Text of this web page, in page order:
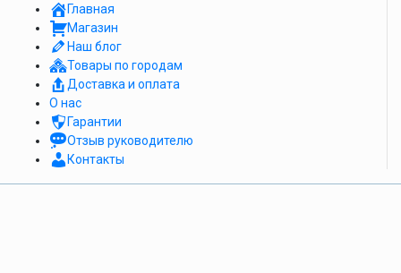
Главная
Магазин
Наш блог
Товары по городам
Доставка и оплата
О нас
Гарантии
Отзыв руководителю
Контакты